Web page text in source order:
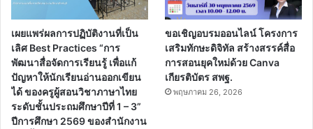
เผยแพร่ผลการปฏิบัติงานที่เป็น
เลิศ Best Practices “การ
พัฒนาสื่อจัดการเรียนรู้ เพื่อแก้
ปัญหาให้นักเรียนอ่านออกเขียน
ได้ ของครูผู้สอนวิชาภาษาไทย
ระดับชั้นประถมศึกษาปีที่ 1 – 3”
ปีการศึกษา 2569 ของสำนักงาน
ขอเชิญอบรมออนไลน์ โครงการ
เสริมทักษะดิจิทัล สร้างสรรค์สื่อ
การสอนยุคใหม่ด้วย Canva
เกียรติบัตร สพฐ.
พฤษภาคม 26, 2026